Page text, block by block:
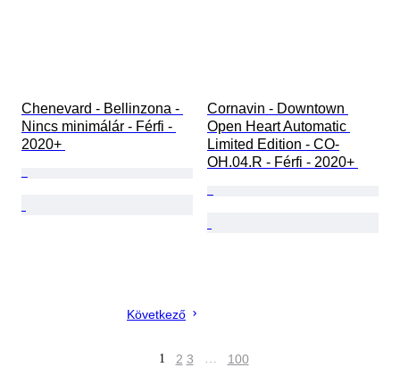
Chenevard - Bellinzona -
Nincs minimálár - Férfi -
2020+
Cornavin - Downtown
Open Heart Automatic
Limited Edition - CO-
OH.04.R - Férfi - 2020+
Következő
1 2 3 … 100